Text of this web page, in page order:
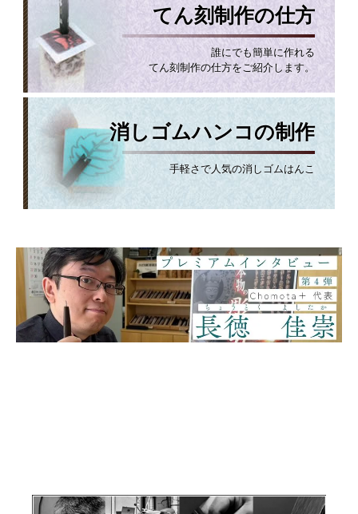
てん刻制作の仕方
誰にでも簡単に作れる
てん刻制作の仕方をご紹介します。
消しゴムハンコの制作
手軽さで人気の消しゴムはんこ